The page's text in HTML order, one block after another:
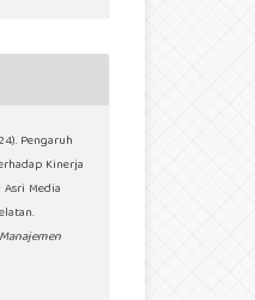
Pengaruh
Kinerja
Asri Media